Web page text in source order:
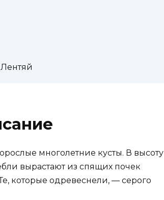
многолетние кусты. В высоту
вырастают из спящих почек
которые одревеснели, — серого